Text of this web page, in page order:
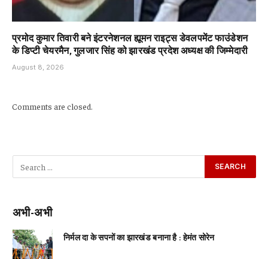
प्रमोद कुमार तिवारी बने इंटरनेशनल ह्यूमन राइट्स डेवलपमेंट फाउंडेशन
के डिप्टी चेयरमैन, गुलजार सिंह को झारखंड प्रदेश अध्यक्ष की जिम्मेदारी
August 8, 2026
Comments are closed.
अभी-अभी
निर्मल दा के सपनों का झारखंड बनाना है : हेमंत सोरेन